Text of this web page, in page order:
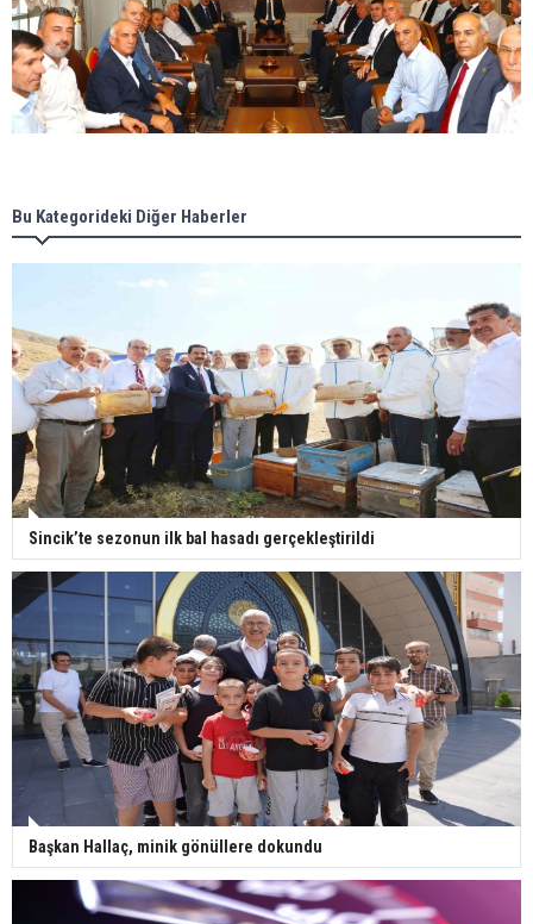
Bu Kategorideki Diğer Haberler
Sincik’te sezonun ilk bal hasadı gerçekleştirildi
Başkan Hallaç, minik gönüllere dokundu